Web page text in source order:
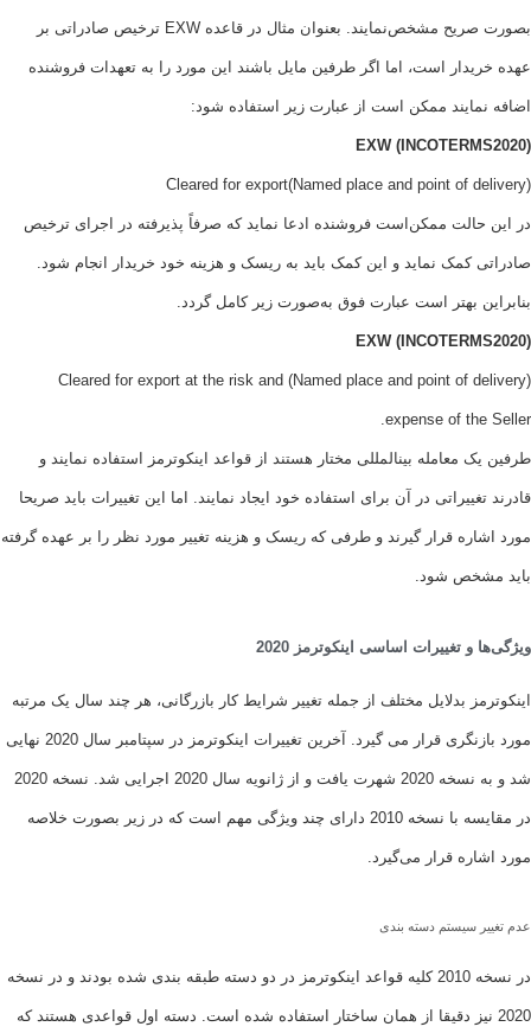
بصورت صریح مشخص‌نمایند. بعنوان مثال در قاعده EXW ترخیص صادراتی بر
است، اما اگر طرفین مایل باشند این مورد را به تعهدات فروشنده
ممکن است از عبارت زیر استفاده شود:
EXW
ممکن‌است فروشنده ادعا نماید که صرفاً پذیرفته در اجرای ترخیص
کمک نماید و این کمک باید به ریسک و هزینه خود خریدار انجام شود.
بهتر است عبارت فوق به‌صورت زیر کامل گردد.
EXW
(Named place and point of delivery) Cleared for export at the risk and
expense of
معامله بینالمللی مختار هستند از قواعد اینکوترمز استفاده نمایند و
در آن برای استفاده خود ایجاد نمایند. اما این تغییرات باید صریحا
قرار گیرند و طرفی که ریسک و هزینه تغییر مورد نظر را بر عهده گرفته
شود.
تغییرات اساسی اینکوترمز 2020
بدلایل مختلف از جمله تغییر شرایط کار بازرگانی، هر چند سال یک مرتبه
مورد بازنگری قرار می گیرد. آخرین تغییرات اینکوترمز در سپتامبر سال 2020 نهایی
شد و به نسخه 2020 شهرت یافت و از ژانویه سال 2020 اجرایی شد. نسخه 2020
در مقایسه با نسخه 2010 دارای چند ویژگی مهم است که در زیر بصورت خلاصه
قرار می‌گیرد.
سیستم دسته بندی
در نسخه 2010 کلیه قواعد اینکوترمز در دو دسته طبقه بندی شده بودند و در نسخه
نیز دقیقا از همان ساختار استفاده شده است. دسته اول قواعدی هستند که